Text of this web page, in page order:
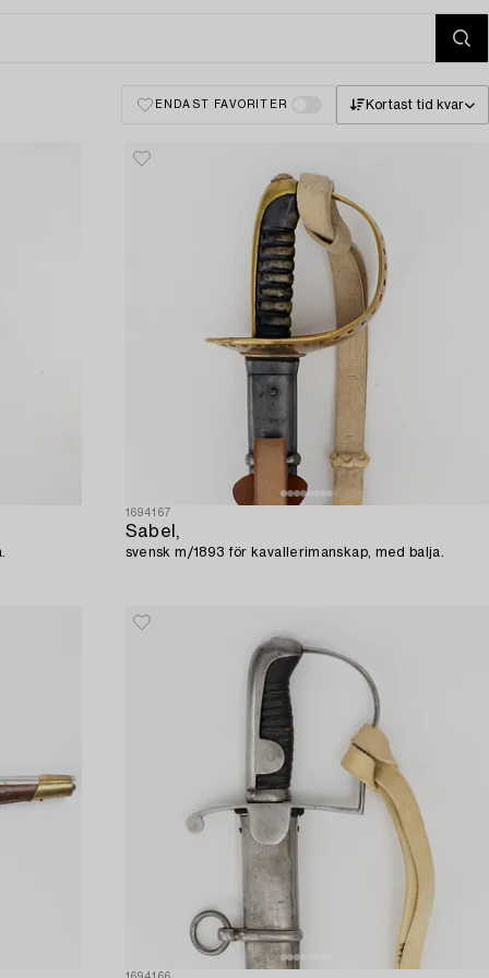
ENDAST FAVORITER Kortast tid kvar
1694167
Sabel,
svensk m/1893 för kavallerimanskap, med balja.